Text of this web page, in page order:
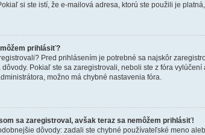
si ste istí, že e-mailová adresa, ktorú ste použili je
prihlásiť?
Pred prihlásením je potrebné sa najskôr
dôvody. Pokiaľ ste sa zaregistrovali, neboli ste z fóra
možno má chybné nastavenia fóra.
sa zaregistroval, avšak teraz sa nemôžem prihlásiť!
dôvody: zadali ste chybné používateľské meno